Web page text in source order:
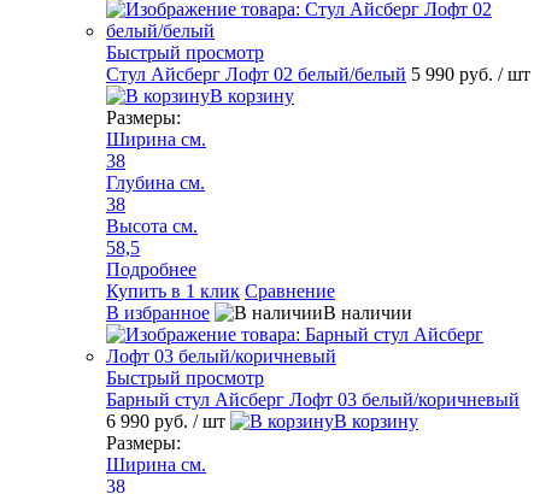
Быстрый просмотр
Стул Айсберг Лофт 02 белый/белый 5 990 руб. / шт
В корзину
Размеры:
Ширина см.
38
Глубина см.
38
Высота см.
58,5
Подробнее
Купить в 1 клик Сравнение
В избранное
В наличии
Быстрый просмотр
Барный стул Айсберг Лофт 03 белый/коричневый
6 990 руб. / шт
В корзину
Размеры:
Ширина см.
38